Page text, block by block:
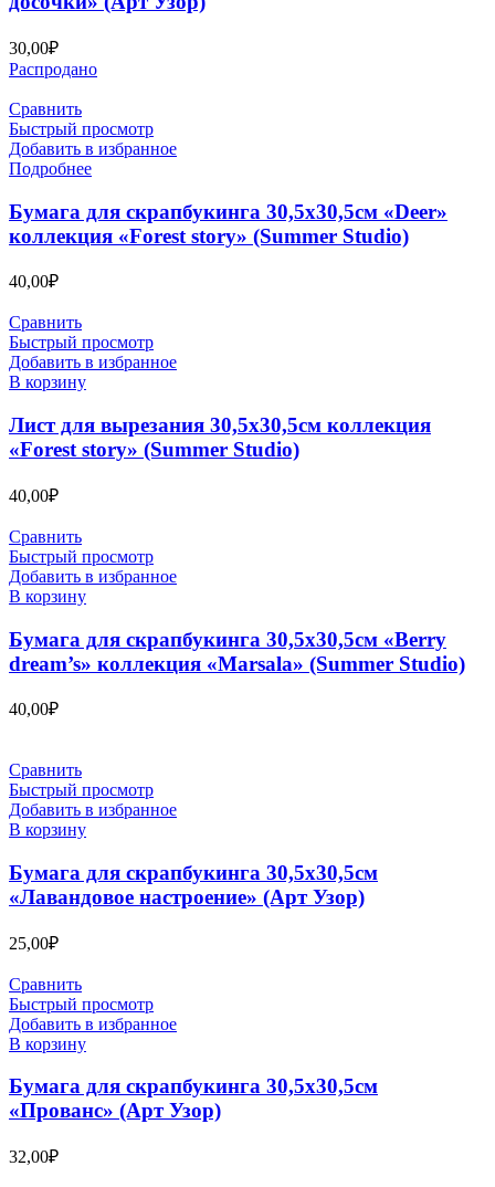
30,00₽
Распродано
Сравнить
Быстрый просмотр
Добавить в избранное
Подробнее
Бумага для скрапбукинга 30,5х30,5см «Deer»
коллекция «Forest story» (Summer Studio)
40,00₽
Сравнить
Быстрый просмотр
Добавить в избранное
В корзину
Лист для вырезания 30,5х30,5см коллекция
«Forest story» (Summer Studio)
40,00₽
Сравнить
Быстрый просмотр
Добавить в избранное
В корзину
Бумага для скрапбукинга 30,5х30,5см «Berry
dream’s» коллекция «Marsala» (Summer Studio)
40,00₽
Сравнить
Быстрый просмотр
Добавить в избранное
В корзину
Бумага для скрапбукинга 30,5х30,5см
«Лавандовое настроение» (Арт Узор)
25,00₽
Сравнить
Быстрый просмотр
Добавить в избранное
В корзину
Бумага для скрапбукинга 30,5х30,5см
«Прованс» (Арт Узор)
32,00₽